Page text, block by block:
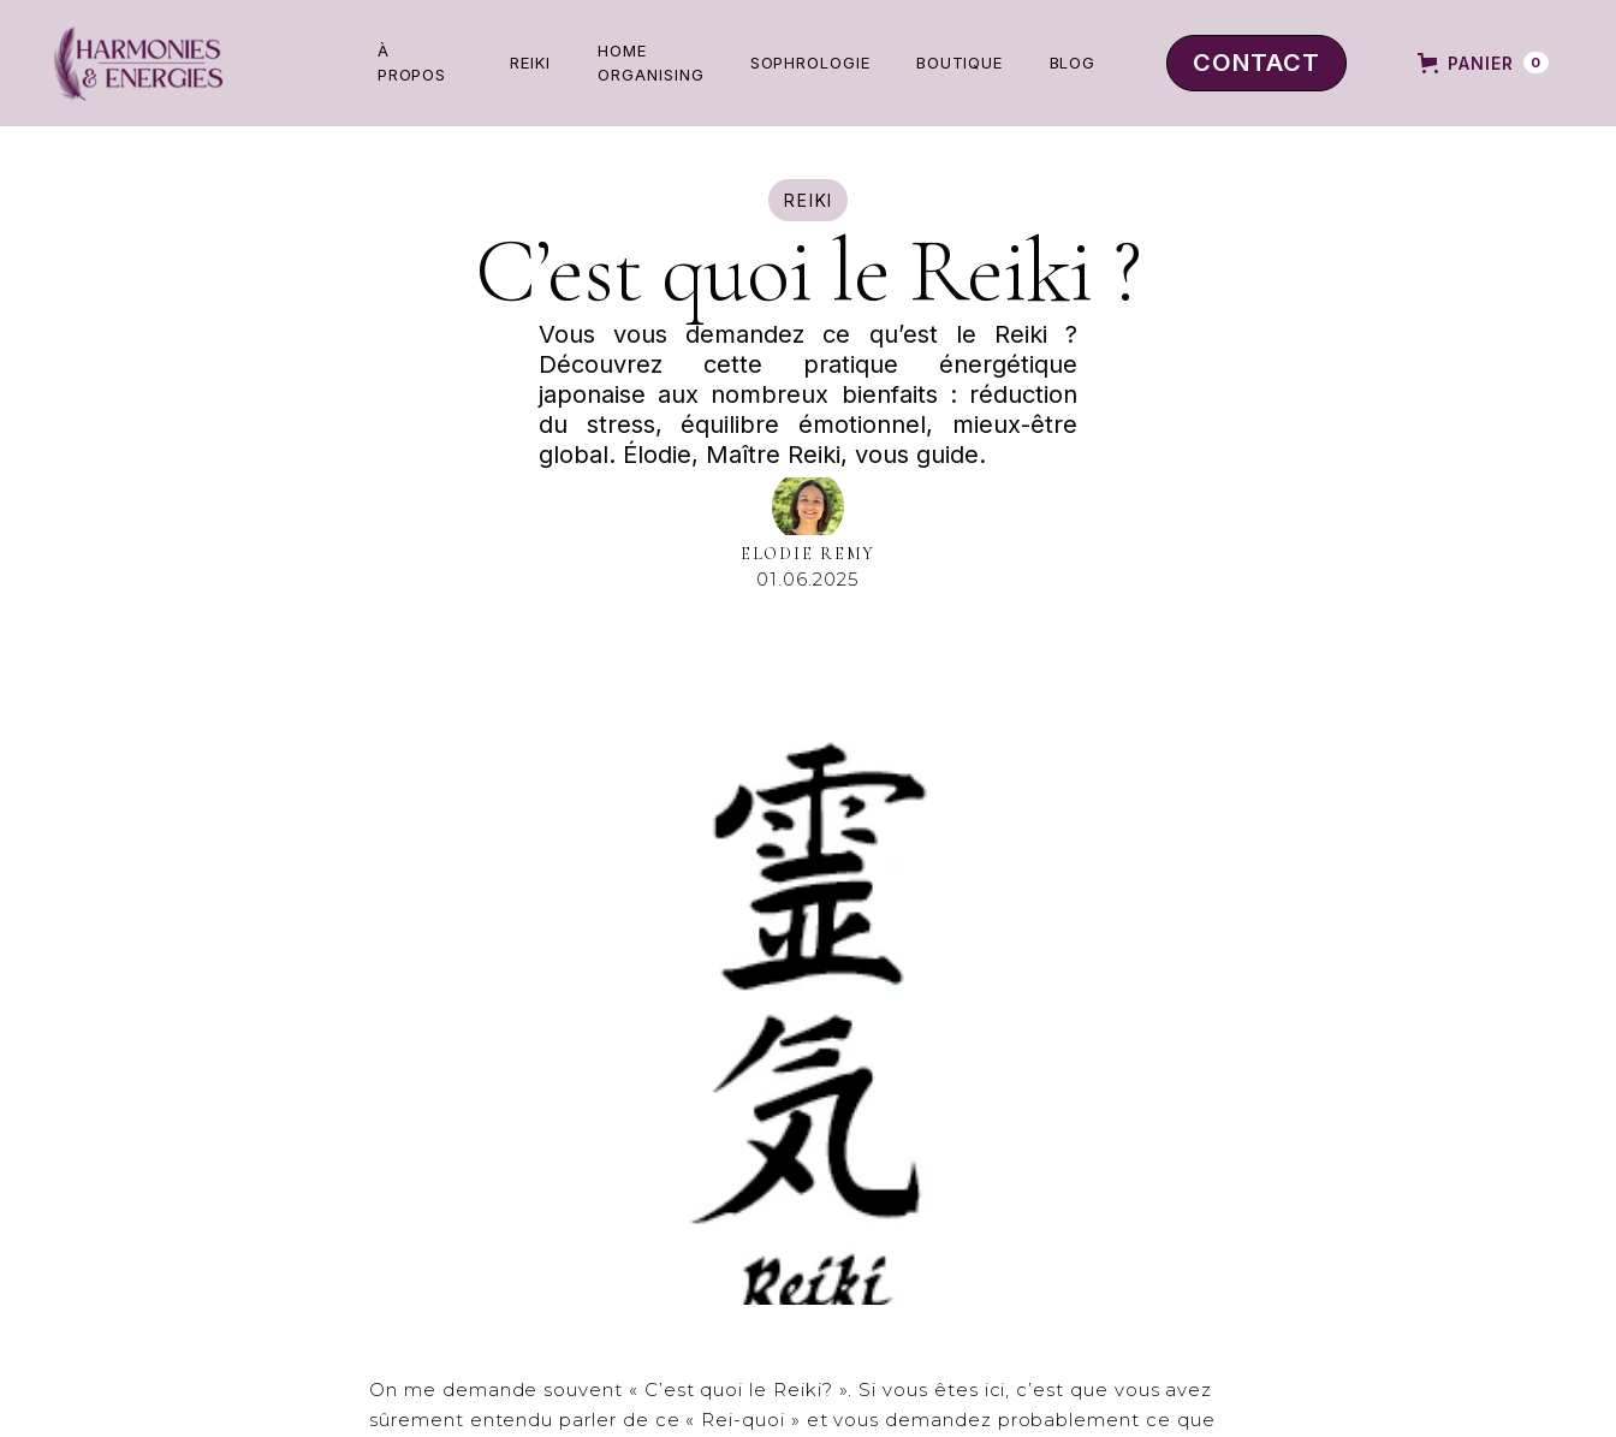
À
PROPOS
PROPOS
REIKI
HOME
ORGANISING
ORGANISING
SOPHROLOGIE
BOUTIQUE
BLOG
CONTACT PANIER 0
REIKI
C’est quoi le Reiki ?
Vous vous demandez ce qu’est le Reiki ?
Découvrez cette pratique énergétique
japonaise aux nombreux bienfaits : réduction
du stress, équilibre émotionnel, mieux-être
global. Élodie, Maître Reiki, vous guide.
ELODIE REMY
01.06.2025
On me demande souvent « C’est quoi le Reiki? ». Si vous êtes ici, c’est que vous avez
sûrement entendu parler de ce « Rei-quoi » et vous demandez probablement ce que